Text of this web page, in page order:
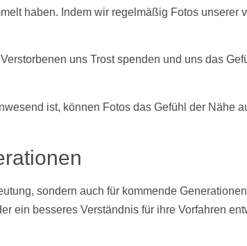
haben. Indem wir regelmäßig Fotos unserer
uns Trost spenden und uns das
ist, können Fotos das Gefühl der Nähe
sondern auch für kommende
ein besseres Verständnis für ihre Vorfahren